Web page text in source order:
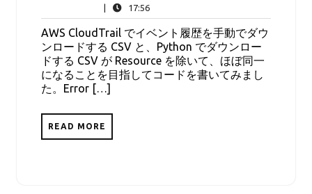
年
11
月
9
日
17:5617:56
AWS CloudTrail でイベント履歴を手動でダウ
ンロードする CSV と、Python でダウンロー
ドする CSV が Resource を除いて、ほぼ同一
になることを目指してコードを書いてみまし
た。Error […]
READ MORE